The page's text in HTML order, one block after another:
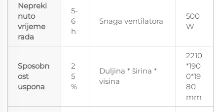
Nepreki
nuto
vrijeme
rada
5-
6
h
Snaga ventilatora
500
W
Sposobn
ost
uspona
2
5
%
Duljina * širina *
visina
2210
*190
0*19
80
mm